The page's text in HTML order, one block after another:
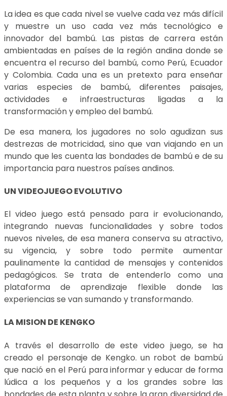
La idea es que cada nivel se vuelve cada vez más difícil
y muestre un uso cada vez más tecnológico e
innovador del bambú. Las pistas de carrera están
ambientadas en países de la región andina donde se
encuentra el recurso del bambú, como Perú, Ecuador
y Colombia. Cada una es un pretexto para enseñar
varias especies de bambú, diferentes paisajes,
actividades e infraestructuras ligadas a la
transformación y empleo del bambú.
De esa manera, los jugadores no solo agudizan sus
destrezas de motricidad, sino que van viajando en un
mundo que les cuenta las bondades de bambú e de su
importancia para nuestros países andinos.
UN VIDEOJUEGO EVOLUTIVO
El video juego está pensado para ir evolucionando,
integrando nuevas funcionalidades y sobre todos
nuevos niveles, de esa manera conserva su atractivo,
su vigencia, y sobre todo permite aumentar
paulinamente la cantidad de mensajes y contenidos
pedagógicos. Se trata de entenderlo como una
plataforma de aprendizaje flexible donde las
experiencias se van sumando y transformando.
LA MISION DE KENGKO
A través el desarrollo de este video juego, se ha
creado el personaje de Kengko. un robot de bambú
que nació en el Perú para informar y educar de forma
lúdica a los pequeños y a los grandes sobre las